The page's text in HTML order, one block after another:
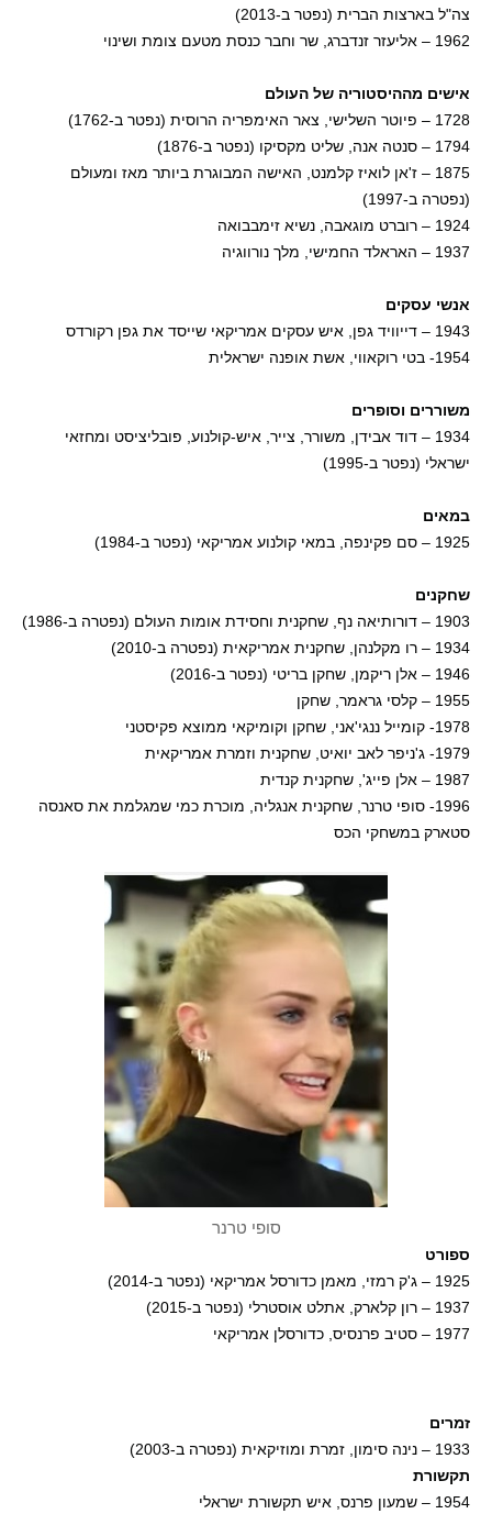
צה"ל בארצות הברית (נפטר ב-2013)
1962 – אליעזר זנדברג, שר וחבר כנסת מטעם צומת ושינוי
אישים מההיסטוריה של העולם
1728 – פיוטר השלישי, צאר האימפריה הרוסית (נפטר ב-1762)
1794 – סנטה אנה, שליט מקסיקו (נפטר ב-1876)
1875 – ז'אן לואיז קלמנט, האישה המבוגרת ביותר מאז ומעולם
(נפטרה ב-1997)
1924 – רוברט מוגאבה, נשיא זימבבואה
1937 – האראלד החמישי, מלך נורווגיה
אנשי עסקים
1943 – דייוויד גפן, איש עסקים אמריקאי שייסד את גפן רקורדס
1954- בטי רוקאווי, אשת אופנה ישראלית
משוררים וסופרים
1934 – דוד אבידן, משורר, צייר, איש-קולנוע, פובליציסט ומחזאי
ישראלי (נפטר ב-1995)
במאים
1925 – סם פקינפה, במאי קולנוע אמריקאי (נפטר ב-1984)
שחקנים
1903 – דורותיאה נף, שחקנית וחסידת אומות העולם (נפטרה ב-1986)
1934 – רו מקלנהן, שחקנית אמריקאית (נפטרה ב-2010)
1946 – אלן ריקמן, שחקן בריטי (נפטר ב-2016)
1955 – קלסי גראמר, שחקן
1978- קומייל ננגי'אני, שחקן וקומיקאי ממוצא פקיסטני
1979- ג'ניפר לאב יואיט, שחקנית וזמרת אמריקאית
1987 – אלן פייג', שחקנית קנדית
1996- סופי טרנר, שחקנית אנגליה, מוכרת כמי שמגלמת את סאנסה
סטארק במשחקי הכס
סופי טרנר
ספורט
1925 – ג'ק רמזי, מאמן כדורסל אמריקאי (נפטר ב-2014)
1937 – רון קלארק, אתלט אוסטרלי (נפטר ב-2015)
1977 – סטיב פרנסיס, כדורסלן אמריקאי
זמרים
1933 – נינה סימון, זמרת ומוזיקאית (נפטרה ב-2003)
תקשורת
1954 – שמעון פרנס, איש תקשורת ישראלי